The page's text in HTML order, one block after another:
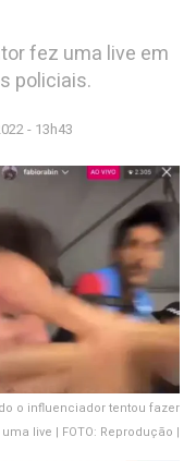
fez uma live em
policiais.
- 13h43
o influenciador tentou fazer
uma live | FOTO: Reprodução |